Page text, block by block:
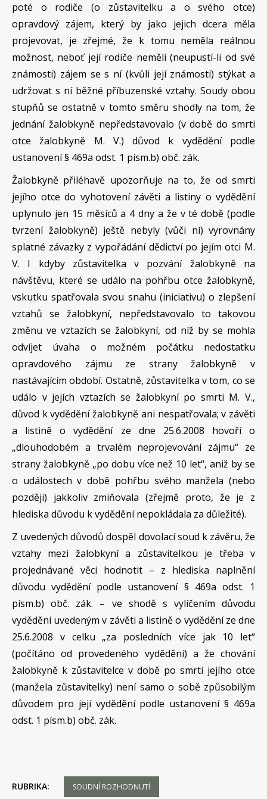
poté o rodiče (o zůstavitelku a o svého otce)
opravdový zájem, který by jako jejich dcera měla
projevovat, je zřejmé, že k tomu neměla reálnou
možnost, neboť její rodiče neměli (neupustí-li od své
známosti) zájem se s ní (kvůli její známosti) stýkat a
udržovat s ní běžné příbuzenské vztahy. Soudy obou
stupňů se ostatně v tomto směru shodly na tom, že
jednání žalobkyně nepředstavovalo (v době do smrti
otce žalobkyně M. V.) důvod k vydědění podle
ustanovení § 469a odst. 1 písm.b) obč. zák.
Žalobkyně přiléhavě upozorňuje na to, že od smrti
jejího otce do vyhotovení závěti a listiny o vydědění
uplynulo jen 15 měsíců a 4 dny a že v té době (podle
tvrzení žalobkyně) ještě nebyly (vůči ní) vyrovnány
splatné závazky z vypořádání dědictví po jejím otci M.
V. I kdyby zůstavitelka v pozvání žalobkyně na
návštěvu, které se událo na pohřbu otce žalobkyně,
vskutku spatřovala svou snahu (iniciativu) o zlepšení
vztahů se žalobkyní, nepředstavovalo to takovou
změnu ve vztazích se žalobkyní, od níž by se mohla
odvíjet úvaha o možném počátku nedostatku
opravdového zájmu ze strany žalobkyně v
nastávajícím období. Ostatně, zůstavitelka v tom, co se
událo v jejích vztazích se žalobkyní po smrti M. V.,
důvod k vydědění žalobkyně ani nespatřovala; v závěti
a listině o vydědění ze dne 25.6.2008 hovoří o
„dlouhodobém a trvalém neprojevování zájmu“ ze
strany žalobkyně „po dobu více než 10 let“, aniž by se
o událostech v době pohřbu svého manžela (nebo
později) jakkoliv zmiňovala (zřejmě proto, že je z
hlediska důvodu k vydědění nepokládala za důležité).
Z uvedených důvodů dospěl dovolací soud k závěru, že
vztahy mezi žalobkyní a zůstavitelkou je třeba v
projednávané věci hodnotit – z hlediska naplnění
důvodu vydědění podle ustanovení § 469a odst. 1
písm.b) obč. zák. – ve shodě s vylíčením důvodu
vydědění uvedeným v závěti a listině o vydědění ze dne
25.6.2008 v celku „za posledních více jak 10 let“
(počítáno od provedeného vydědění) a že chování
žalobkyně k zůstavitelce v době po smrti jejího otce
(manžela zůstavitelky) není samo o sobě způsobilým
důvodem pro její vydědění podle ustanovení § 469a
odst. 1 písm.b) obč. zák.
RUBRIKA: SOUDNÍ ROZHODNUTÍ